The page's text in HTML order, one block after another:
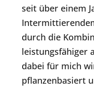
seit über einem
durch die
leistungsfähiger
dabei für mich
pflanzenbasiert